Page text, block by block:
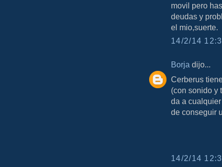
movil pero
deudas y
el mio,suerte.
14/2/14
Borja dijo...
Cerberus
(con sonido y
da a
de conseguir
14/2/14